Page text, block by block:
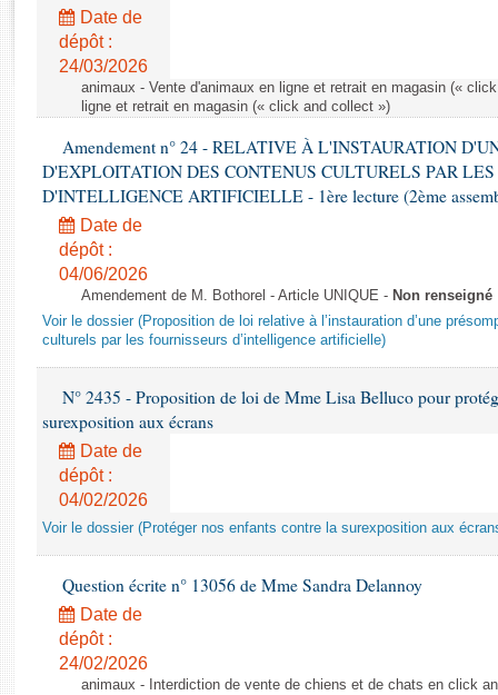
Rapports législatifs
Rapports sur l'application des lois
Baromètre de l’application des lois
Dossiers législatifs
Budget et sécurité sociale
Questions écrites et orales
Comptes rendus des débats
Date de
dépôt :
24/03/2026
animaux - Vente d'animaux en ligne et retrait en magasin («
ligne et retrait en magasin (« click and collect »)
Amendement n° 24 - RELATIVE À L'INSTAURATION
D'EXPLOITATION DES CONTENUS CULTURELS PAR LES
D'INTELLIGENCE ARTIFICIELLE - 1ère lecture (2ème
Date de
dépôt :
04/06/2026
Amendement de M. Bothorel - Article UNIQUE - Non renseigné
Voir le dossier (Proposition de loi relative à l’instauration d’une
culturels par les fournisseurs d’intelligence artificielle)
N° 2435 - Proposition de loi de Mme Lisa Belluco pour
surexposition aux écrans
Date de
dépôt :
04/02/2026
Voir le dossier (Protéger nos enfants contre la surexposition aux
Question écrite n° 13056 de Mme Sandra Delannoy
Date de
dépôt :
24/02/2026
animaux - Interdiction de vente de chiens et de chats en click